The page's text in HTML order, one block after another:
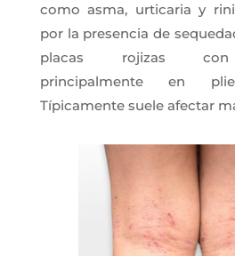
como asma, urticaria y
por la presencia de
placas rojizas con
principalmente en
Típicamente suele afectar